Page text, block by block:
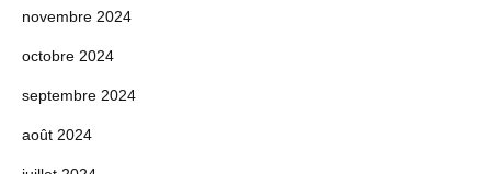
novembre 2024
octobre 2024
septembre 2024
août 2024